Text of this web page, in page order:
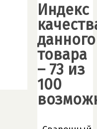
Индекс
данного
товара
– 73 из
100